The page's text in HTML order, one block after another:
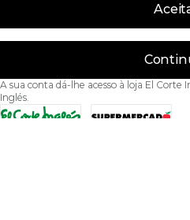
A sua conta dá-lhe acesso à loja El Corte
Inglés.